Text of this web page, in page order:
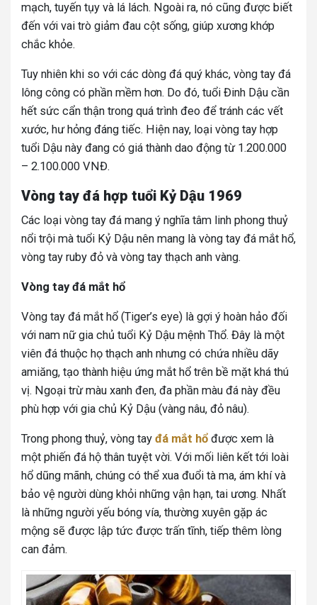
mạch, tuyến tụy và lá lách. Ngoài ra, nó cũng được biết
đến với vai trò giảm đau cột sống, giúp xương khớp
chắc khỏe.
Tuy nhiên khi so với các dòng đá quý khác, vòng tay đá
lông công có phần mềm hơn. Do đó, tuổi Đinh Dậu cần
hết sức cẩn thận trong quá trình đeo để tránh các vết
xước, hư hỏng đáng tiếc. Hiện nay, loại vòng tay hợp
tuổi Dậu này đang có giá thành dao động từ 1.200.000
– 2.100.000 VNĐ.
Vòng tay đá hợp tuổi Kỷ Dậu 1969
Các loại vòng tay đá mang ý nghĩa tâm linh phong thuỷ
nổi trội mà tuổi Kỷ Dậu nên mang là vòng tay đá mắt hổ,
vòng tay ruby đỏ và vòng tay thạch anh vàng.
Vòng tay đá mắt hổ
Vòng tay đá mắt hổ (Tiger’s eye) là gợi ý hoàn hảo đối
với nam nữ gia chủ tuổi Kỷ Dậu mệnh Thổ. Đây là một
viên đá thuộc họ thạch anh nhưng có chứa nhiều dãy
amiăng, tạo thành hiệu ứng mắt hổ trên bề mặt khá thú
vị. Ngoại trừ màu xanh đen, đa phần màu đá này đều
phù hợp với gia chủ Kỷ Dậu (vàng nâu, đỏ nâu).
Trong phong thuỷ, vòng tay đá mắt hổ được xem là
một phiến đá hộ thân tuyệt vời. Với mối liên kết tới loài
hổ dũng mãnh, chúng có thể xua đuổi tà ma, ám khí và
bảo vệ người dùng khỏi những vận hạn, tai ương. Nhất
là những người yếu bóng vía, thường xuyên gặp ác
mộng sẽ được lập tức được trấn tĩnh, tiếp thêm lòng
can đảm.